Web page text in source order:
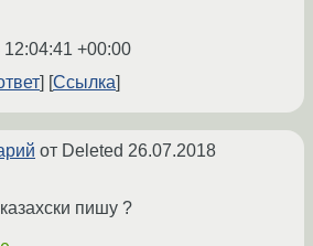
+00:00
Ссылка
от Deleted 26.07.2018
пишу ?